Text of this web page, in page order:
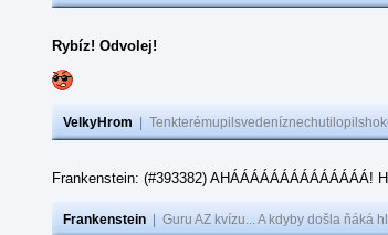
Rybíz! Odvolej!
VelkyHrom
Frankenstein: (#393382) AHÁÁÁÁÁÁÁÁÁÁÁÁÁÁ!
Frankenstein Guru AZ kvízu... A kdyby došla ňáká